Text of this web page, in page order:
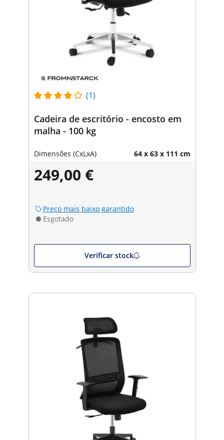
(1)
Cadeira de escritório - encosto em
malha - 100 kg
Dimensões (CxLxA) 64 x 63 x 111 cm
249,00 €
Preço mais baixo garantido
Esgotado
Verificar stock